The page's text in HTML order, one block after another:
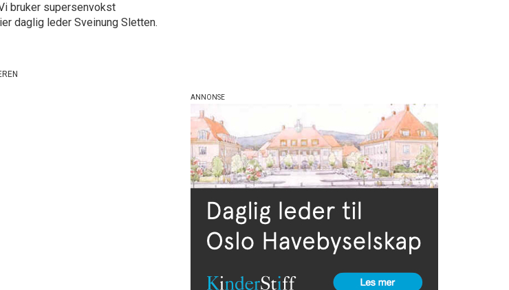
bruker supersenvokst
daglig leder Sveinung Sletten.